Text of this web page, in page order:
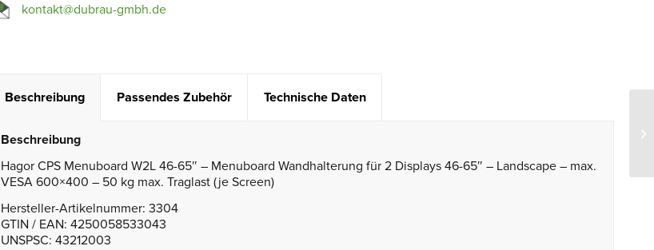
kontakt@dubrau-gmbh.de
Beschreibung Passendes Zubehör Technische Daten
Beschreibung
Hagor CPS Menuboard W2L 46-65″ – Menuboard Wandhalterung für 2 Displays 46-65″ – Landscape – max.
VESA 600×400 – 50 kg max. Traglast (je Screen)
Hersteller-Artikelnummer: 3304
GTIN / EAN: 4250058533043
UNSPSC: 43212003